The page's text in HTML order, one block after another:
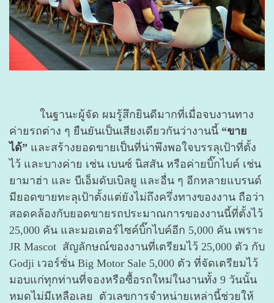
ในฐานะผู้จัด ผมรู้สึกยินดีมากที่เมื่อจบงานทาง
ค่ายรถต่าง ๆ ยืนยันเป็นเสียงเดียวกันว่างานนี้ “ขาย
ได้” และสร้างยอดขายเป็นที่น่าพึงพอใจบรรลุเป้าที่ตั้ง
ไว้ และบางค่าย เช่น เบนซ์ นิสสัน หรือค่ายบิ๊กไบค์ เช่น
ยามาฮ่า และ บีเอ็มดับเบิลยู และอื่น ๆ อีกหลายแบรนด์
มียอดขายทะลุเป้าตั้งแต่ยังไม่ถึงครึ่งทางของงาน ถือว่า
สอดคล้องกับยอดขายรถประมาณการของงานนี้ที่ตั้งไว้
25,000 คัน และมอเตอร์ไซค์บิ๊กไบค์อีก 5,000 คัน เพราะ
JR Mascot สัญลักษณ์ของงานที่เตรียมไว้ 25,000 ตัว กับ
Godji เวอร์ชั่น Big Motor Sale 5,000 ตัว ที่จัดเตรียมไว้
มอบแก่ทุกท่านที่จองหรือซื้อรถใหม่ในงานทั้ง 9 วันนั้น
หมดไม่มีเหลือเลย ตัวเลขการจำหน่ายเหล่านี้ช่วยให้